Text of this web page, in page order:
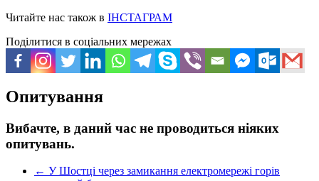
Читайте нас також в ІНСТАГРАМ
Поділитися в соціальних мережах
Опитування
Вибачте, в даний час не проводиться ніяких
опитувань.
← У Шостці через замикання електромережі горів